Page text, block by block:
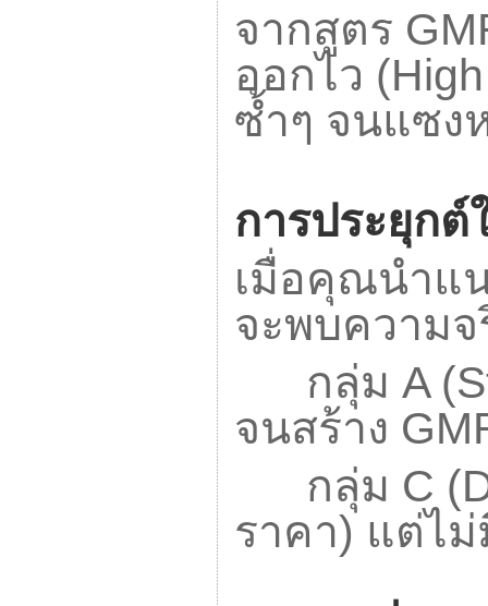
จากสูตร
ออกไว (
ซ้ำๆ จนแซง
การประยุกต์
เมื่อคุณนำแ
จะพบความ
กลุ่ม A
จนสร้าง
กลุ่ม C
ราคา) แต่ไ